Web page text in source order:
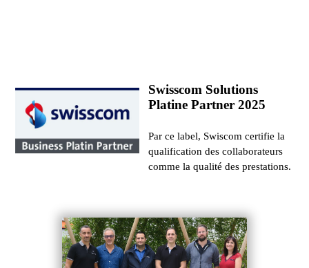
Swisscom Solutions
Platine Partner 2025
Par ce label, Swiscom certifie la
qualification des collaborateurs
comme la qualité des prestations.